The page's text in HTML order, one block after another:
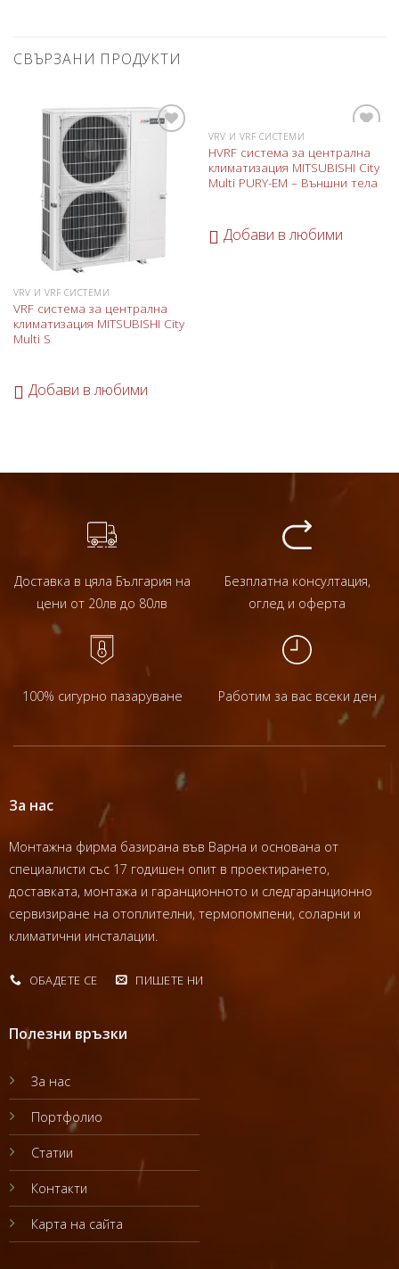
СВЪРЗАНИ ПРОДУКТИ
VRV И VRF СИСТЕМИ
VRF система за централна
климатизация MITSUBISHI City
Multi S
Добави в любими
в
любими
VRV И VRF СИСТЕМИ
HVRF система за централна
климатизация MITSUBISHI City
Multi PURY-EM – Външни тела
Добави в любими
Доставка в цяла България на
цени от 20лв до 80лв
Безплатна консултация,
оглед и оферта
100% сигурно пазаруване Работим за вас всеки ден
За нас
Монтажна фирма базирана във Варна и основана от
специалисти със 17 годишен опит в проектирането,
доставката, монтажа и гаранционното и следгаранционно
сервизиране на отоплителни, термопомпени, соларни и
климатични инсталации.
ОБАДЕТЕ СЕ ПИШЕТЕ НИ
Полезни връзки
За нас
Портфолио
Статии
Контакти
Карта на сайта